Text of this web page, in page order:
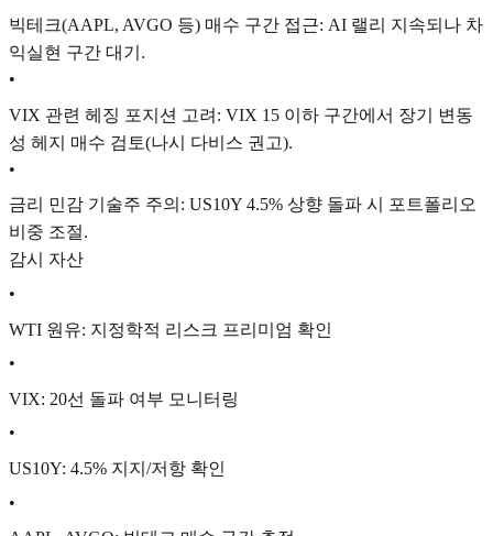
빅테크(AAPL, AVGO 등) 매수 구간 접근: AI 랠리 지속되나 차
익실현 구간 대기.
•
VIX 관련 헤징 포지션 고려: VIX 15 이하 구간에서 장기 변동
성 헤지 매수 검토(나시 다비스 권고).
•
금리 민감 기술주 주의: US10Y 4.5% 상향 돌파 시 포트폴리오
비중 조절.
감시 자산
•
WTI 원유: 지정학적 리스크 프리미엄 확인
•
VIX: 20선 돌파 여부 모니터링
•
US10Y: 4.5% 지지/저항 확인
•